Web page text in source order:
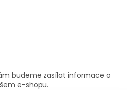
budeme zasílat informace o
e-shopu.